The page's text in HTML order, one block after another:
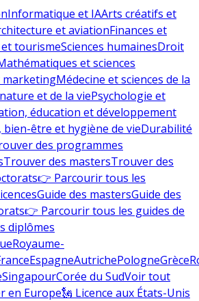
Informatique et IAArts créatifs et
et aviationFinances et
tourismeSciences humainesDroit
et sciences
marketingMédecine et sciences de la
et de la viePsychologie et
éducation et développement
bien-être et hygiène de vieDurabilité
des programmes
Trouver des mastersTrouver des
👉 Parcourir tous les
Guide des mastersGuide des
👉 Parcourir tous les guides de
diplômes
Royaume-
EspagneAutrichePologneGrèce
SingapourCorée du SudVoir tout
en Europe🗽 Licence aux États-Unis